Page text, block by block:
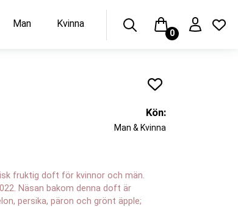
Man Kvinna
0
fruktig doft för kvinnor och män.
Näsan bakom denna doft är
persika, päron och grönt äpple;
Kön:
Man & Kvinna